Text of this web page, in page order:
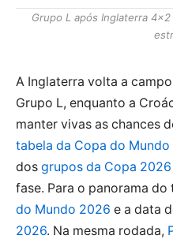
Grupo L após Inglaterra 4×2
A Inglaterra volta a
Grupo L, enquanto a
manter vivas as chances
tabela da Copa do
dos grupos da Copa 2026
fase. Para o panorama do
do Mundo 2026 e a data
2026. Na mesma rodada,